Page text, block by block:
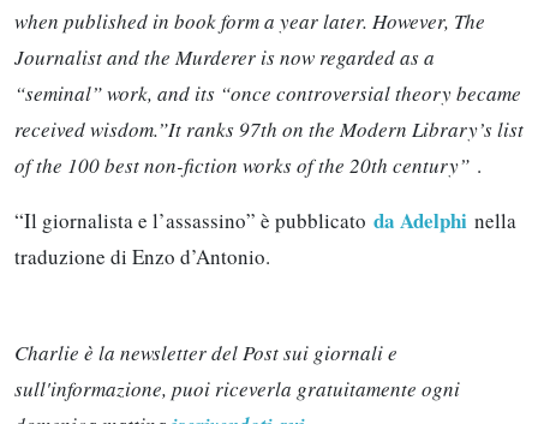
when published in book form a year later. However, The
Journalist and the Murderer is now regarded as a
“seminal” work, and its “once controversial theory became
received wisdom.”It ranks 97th on the Modern Library’s list
of the 100 best non-fiction works of the 20th century” .
“Il giornalista e l’assassino” è pubblicato da Adelphi nella
traduzione di Enzo d’Antonio.
Charlie è la newsletter del Post sui giornali e
sull'informazione, puoi riceverla gratuitamente ogni